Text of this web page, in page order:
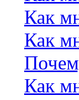
Как
Как
Как